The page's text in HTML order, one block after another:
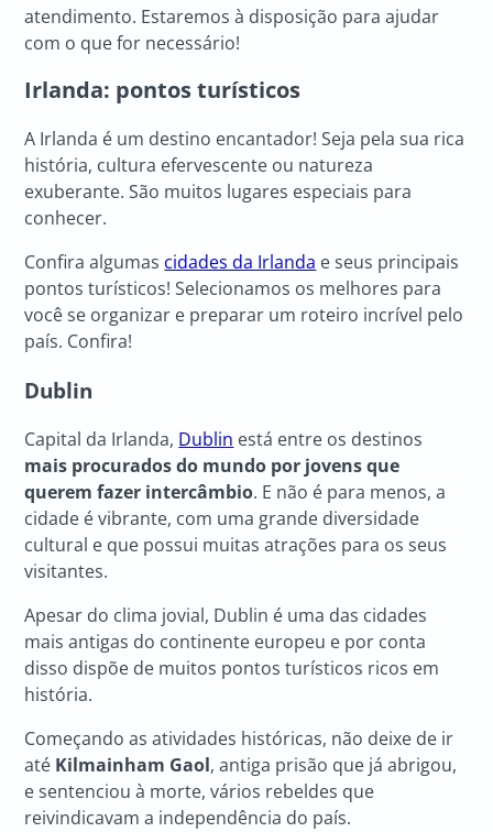
atendimento. Estaremos à disposição para ajudar
com o que for necessário!
Irlanda: pontos turísticos
A Irlanda é um destino encantador! Seja pela sua rica
história, cultura efervescente ou natureza
exuberante. São muitos lugares especiais para
conhecer.
Confira algumas cidades da Irlanda e seus principais
pontos turísticos! Selecionamos os melhores para
você se organizar e preparar um roteiro incrível pelo
país. Confira!
Dublin
Capital da Irlanda, Dublin está entre os destinos
mais procurados do mundo por jovens que
querem fazer intercâmbio. E não é para menos, a
cidade é vibrante, com uma grande diversidade
cultural e que possui muitas atrações para os seus
visitantes.
Apesar do clima jovial, Dublin é uma das cidades
mais antigas do continente europeu e por conta
disso dispõe de muitos pontos turísticos ricos em
história.
Começando as atividades históricas, não deixe de ir
até Kilmainham Gaol, antiga prisão que já abrigou,
e sentenciou à morte, vários rebeldes que
reivindicavam a independência do país.